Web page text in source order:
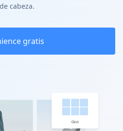
cabeza.
gratis